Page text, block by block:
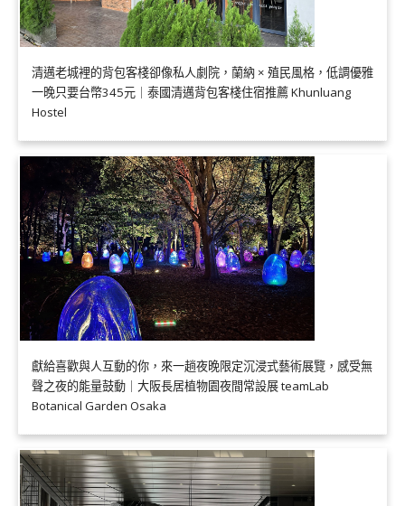
清邁老城裡的背包客棧卻像私人劇院，蘭納 × 殖民風格，低調優雅
一晚只要台幣345元｜泰國清邁背包客棧住宿推薦 Khunluang
Hostel
獻給喜歡與人互動的你，來一趟夜晚限定沉浸式藝術展覽，感受無
聲之夜的能量鼓動｜大阪長居植物園夜間常設展 teamLab
Botanical Garden Osaka